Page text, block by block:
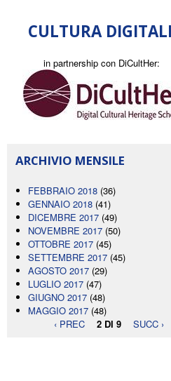
CULTURA
in partnership con DiCultHer:
ARCHIVIO MENSILE
FEBBRAIO 2018 (36)
GENNAIO 2018 (41)
DICEMBRE 2017 (49)
NOVEMBRE 2017 (50)
OTTOBRE 2017 (45)
SETTEMBRE 2017 (45)
AGOSTO 2017 (29)
LUGLIO 2017 (47)
GIUGNO 2017 (48)
MAGGIO 2017 (48)
‹ PREC
2 DI 9 SUCC ›